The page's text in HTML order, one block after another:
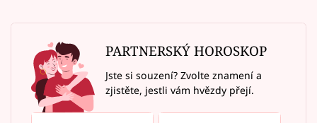
PARTNERSKÝ HOROSKOP
Jste si souzení? Zvolte znamení a
zjistěte, jestli vám hvězdy přejí.